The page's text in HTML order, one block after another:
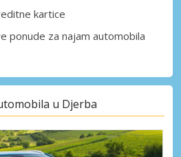
kartice
ponude za najam automobila
u Djerba